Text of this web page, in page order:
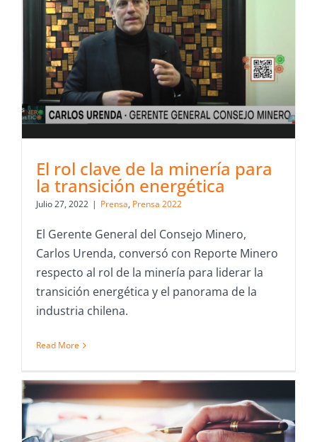
El rol clave de la minería para
la transición energética
Julio 27, 2022 | Prensa, Prensa 2022
El Gerente General del Consejo Minero,
Carlos Urenda, conversó con Reporte Minero
respecto al rol de la minería para liderar la
transición energética y el panorama de la
industria chilena.
Read More